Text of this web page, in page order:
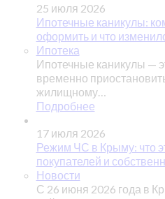
25 июля 2026
Ипотечные каникулы:
оформить и что
Ипотека
Ипотечные каникулы —
временно
жилищному…
Подробнее
17 июля 2026
Режим ЧС в Крыму: что
покупателей и
Новости
С 26 июня 2026 года в